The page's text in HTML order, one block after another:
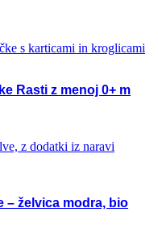
Rasti z menoj 0+ m
– želvica modra, bio